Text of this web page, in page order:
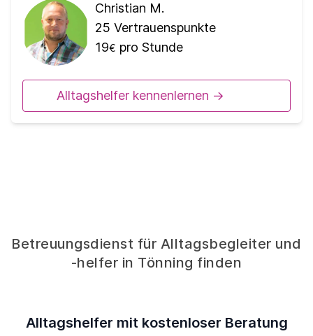
Christian M.
25 Vertrauenspunkte
19€ pro Stunde
Alltagshelfer kennenlernen ->
Betreuungsdienst für Alltagsbegleiter und
-helfer in Tönning finden
Alltagshelfer mit kostenloser Beratung